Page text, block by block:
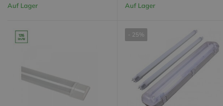
Auf Lager Auf Lager
- 25%